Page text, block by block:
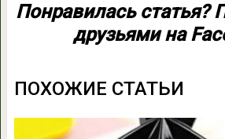
Понравилась статья?
друзьями на
ПОХОЖИЕ СТАТЬИ